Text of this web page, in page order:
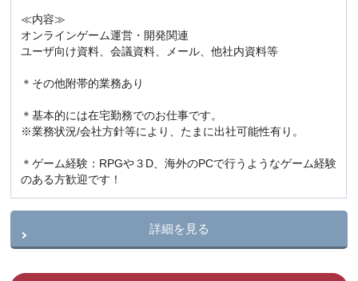
≪内容≫
オンラインゲーム運営・開発関連
ユーザ向け資料、会議資料、メール、他社内資料等
＊その他附帯的業務あり
＊基本的には在宅勤務でのお仕事です。
※業務状況/会社方針等により、たまに出社可能性有り。
＊ゲーム経験：RPGや３D、海外のPCで行うようなゲーム経験
のある方歓迎です！
詳細を見る